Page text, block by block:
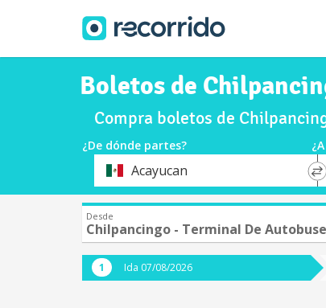
Boletos de
Compra boletos de
¿De dónde partes?
OrigenAcayucan
*
Desde
Chilpancingo - Terminal De
Ida 07/08/2026